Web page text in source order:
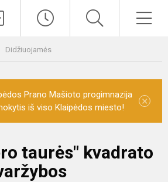
Didžiuojamės
Prano Mašioto progimnazija
iš viso Klaipėdos miesto!
×
taurės" kvadrato